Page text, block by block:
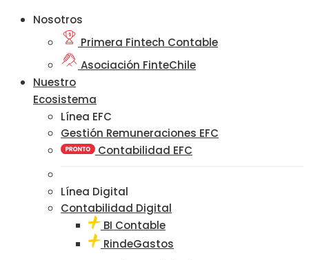
Nosotros
Primera Fintech Contable
Asociación FinteChile
Nuestro
Ecosistema
Línea EFC
Gestión Remuneraciones EFC
Contabilidad EFC
Línea Digital
Contabilidad Digital
BI Contable
RindeGastos